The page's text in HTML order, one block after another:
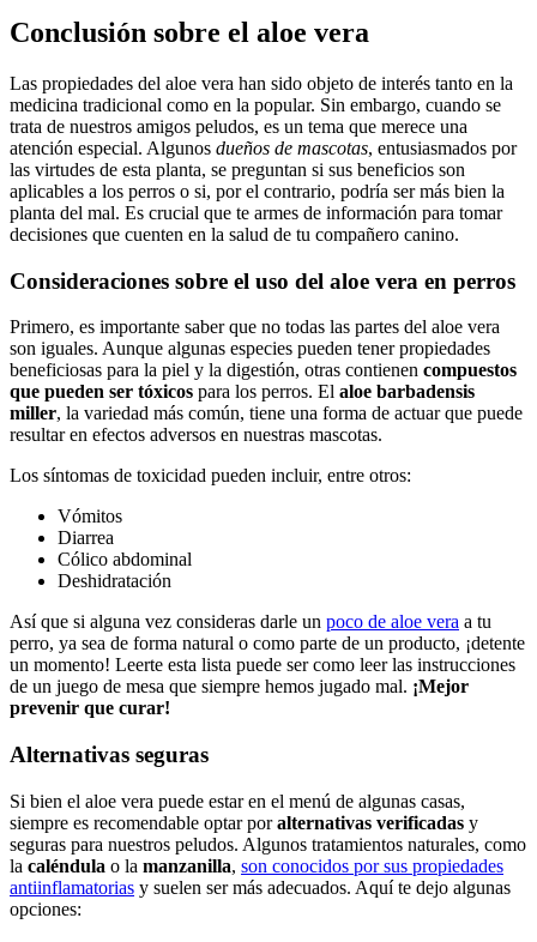
Conclusión sobre el aloe vera
Las propiedades del aloe vera han sido objeto de interés tanto en la
medicina tradicional como en la popular. Sin embargo, cuando se
trata de nuestros amigos peludos, es un tema que merece una
atención especial. Algunos dueños de mascotas, entusiasmados por
las virtudes de esta planta, se preguntan si sus beneficios son
aplicables a los perros o si, por el contrario, podría ser más bien la
planta del mal. Es crucial que te armes de información para tomar
decisiones que cuenten en la salud de tu compañero canino.
Consideraciones sobre el uso del aloe vera en perros
Primero, es importante saber que no todas las partes del aloe vera
son iguales. Aunque algunas especies pueden tener propiedades
beneficiosas para la piel y la digestión, otras contienen compuestos
que pueden ser tóxicos para los perros. El aloe barbadensis
miller, la variedad más común, tiene una forma de actuar que puede
resultar en efectos adversos en nuestras mascotas.
Los síntomas de toxicidad pueden incluir, entre otros:
Vómitos
Diarrea
Cólico abdominal
Deshidratación
Así que si alguna vez consideras darle un poco de aloe vera a tu
perro, ya sea de forma natural o como parte de un producto, ¡detente
un momento! Leerte esta lista puede ser como leer las instrucciones
de un juego de mesa que siempre hemos jugado mal. ¡Mejor
prevenir que curar!
Alternativas seguras
Si bien el aloe vera puede estar en el menú de algunas casas,
siempre es recomendable optar poralternativas verificadas y
seguras para nuestros peludos. Algunos tratamientos naturales, como
la caléndula o la manzanilla, son conocidos por sus propiedades
antiinflamatorias y suelen ser más adecuados. Aquí te dejo algunas
opciones: